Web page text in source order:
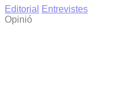
Editorial
Entrevistes
Opinió